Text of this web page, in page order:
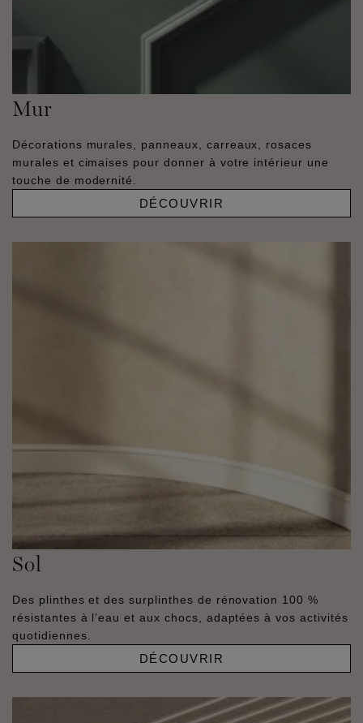
Mur
Décorations murales, panneaux, carreaux, rosaces
murales et cimaises pour donner à votre intérieur une
touche de modernité.
DÉCOUVRIR
Sol
Des plinthes et des surplinthes de rénovation 100 %
résistantes à l’eau et aux chocs, adaptées à vos activités
quotidiennes.
DÉCOUVRIR